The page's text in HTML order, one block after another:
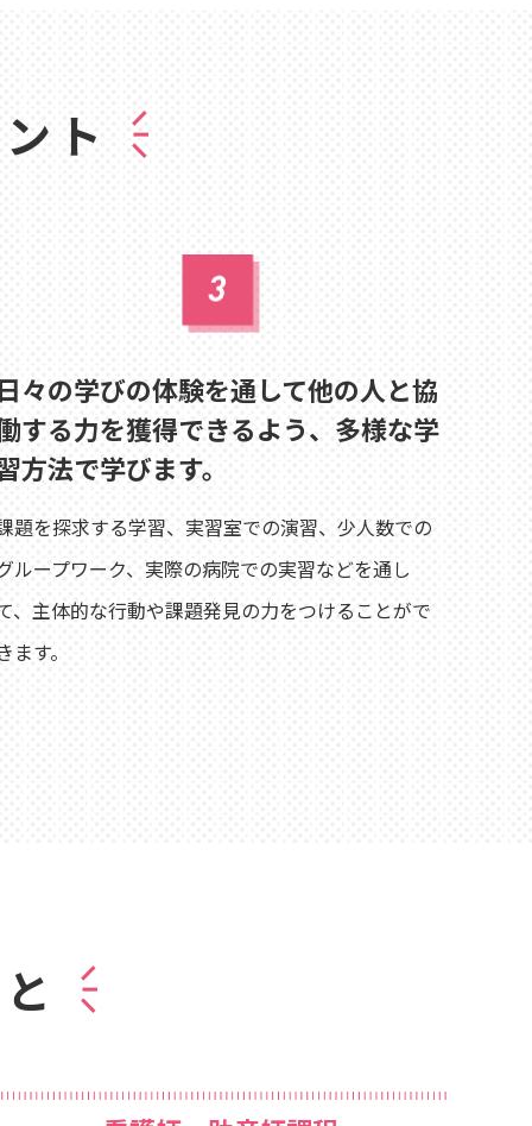
ト
々の学びの体験を通して他の人と協
する力を獲得できるよう、多様な学
方法で学びます。
題を探求する学習、実習室での演習、少人数での
ループワーク、実際の病院での実習などを通し
、主体的な行動や課題発見の力をつけることがで
ます。